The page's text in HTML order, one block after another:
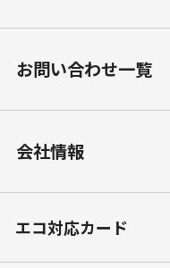
お問い合わせ一覧
会社情報
エコ対応カード